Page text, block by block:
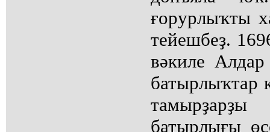
ғорурлыҡты
тейешбеҙ.
вәкиле
батырлыҡтар
батырлығы